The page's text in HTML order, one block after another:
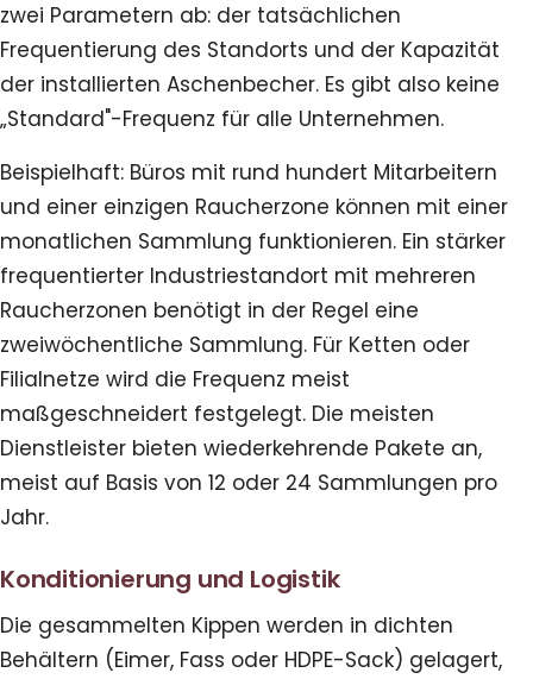
zwei Parametern ab: der tatsächlichen
Frequentierung des Standorts und der Kapazität
der installierten Aschenbecher. Es gibt also keine
„Standard"-Frequenz für alle Unternehmen.
Beispielhaft: Büros mit rund hundert Mitarbeitern
und einer einzigen Raucherzone können mit einer
monatlichen Sammlung funktionieren. Ein stärker
frequentierter Industriestandort mit mehreren
Raucherzonen benötigt in der Regel eine
zweiwöchentliche Sammlung. Für Ketten oder
Filialnetze wird die Frequenz meist
maßgeschneidert festgelegt. Die meisten
Dienstleister bieten wiederkehrende Pakete an,
meist auf Basis von 12 oder 24 Sammlungen pro
Jahr.
Konditionierung und Logistik
Die gesammelten Kippen werden in dichten
Behältern (Eimer, Fass oder HDPE-Sack) gelagert,